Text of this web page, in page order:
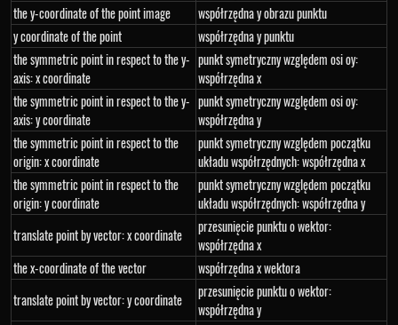
the y-coordinate of the point image
współrzędna y obrazu punktu
y coordinate of the point
współrzędna y punktu
the symmetric point in respect to the y-
axis: x coordinate
punkt symetryczny względem osi oy:
współrzędna x
the symmetric point in respect to the y-
axis: y coordinate
punkt symetryczny względem osi oy:
współrzędna y
the symmetric point in respect to the
origin: x coordinate
punkt symetryczny względem początku
układu współrzędnych: współrzędna x
the symmetric point in respect to the
origin: y coordinate
punkt symetryczny względem początku
układu współrzędnych: współrzędna y
translate point by vector: x coordinate
przesunięcie punktu o wektor:
współrzędna x
the x-coordinate of the vector
współrzędna x wektora
translate point by vector: y coordinate
przesunięcie punktu o wektor:
współrzędna y